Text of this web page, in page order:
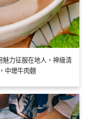
魅力征服在地人，神級清
中壢牛肉麵